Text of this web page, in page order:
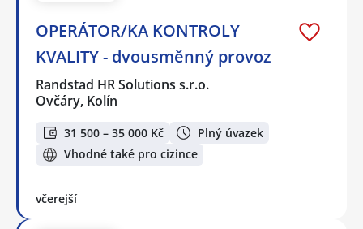
OPERÁTOR/KA KONTROLY
KVALITY - dvousměnný provoz
Randstad HR Solutions s.r.o.
Ovčáry, Kolín
31 500 – 35 000 Kč
Plný úvazek
Vhodné také pro cizince
včerejší